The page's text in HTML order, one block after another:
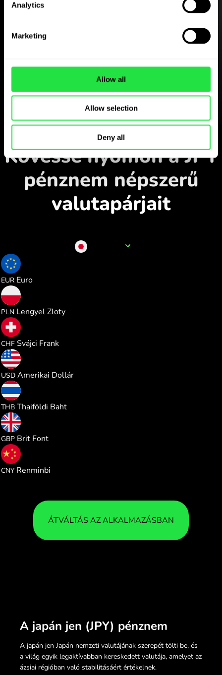
Analytics
Marketing
Allow all
Allow selection
Deny all
Töltse le a
ingyen
Töltse le az alkalmazást
és regisztráljon néhány perc
Átváltás az alkalmazásban
Kövesse nyomon a JPY
pénznem népszerű
valutapárjait
EUR Euro
PLN Lengyel Zloty
CHF Svájci Frank
USD Amerikai Dollár
THB Thaiföldi Baht
GBP Brit Font
CNY Renminbi
ÁTVÁLTÁS AZ ALKALMAZÁSBAN
A japán jen (JPY) pénznem
A japán jen Japán nemzeti valutájának szerepét tölti be, és
a világ egyik legaktívabban kereskedett valutája, amelyet az
ázsiai régióban való stabilitásáért értékelnek.